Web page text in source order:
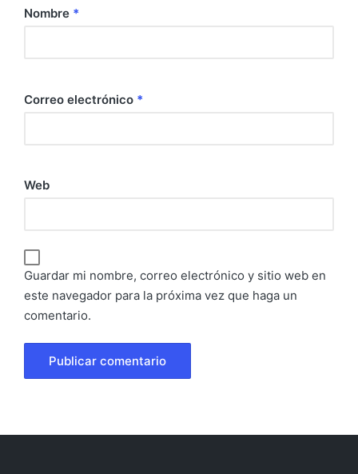
Nombre *
Correo electrónico *
Web
Guardar mi nombre, correo electrónico y sitio web en
este navegador para la próxima vez que haga un
comentario.